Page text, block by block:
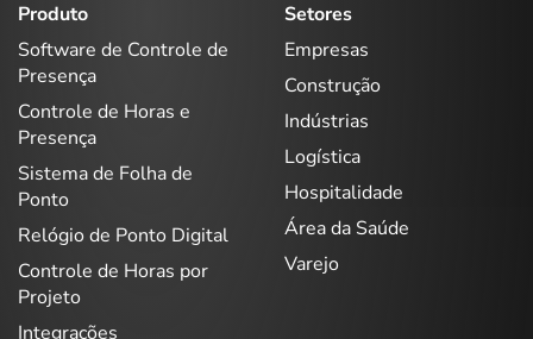
Produto
Software de Controle de
Presença
Controle de Horas e
Presença
Sistema de Folha de
Ponto
Relógio de Ponto Digital
Controle de Horas por
Projeto
Integrações
Setores
Empresas
Construção
Indústrias
Logística
Hospitalidade
Área da Saúde
Varejo